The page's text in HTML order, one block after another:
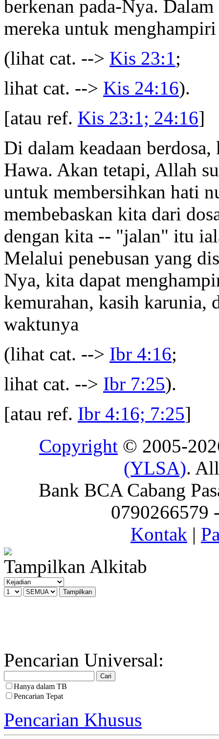
berkenan pada-Nya.
mereka untuk
(lihat cat. --> Kis 23:1;
lihat cat. --> Kis 24:16).
[atau ref. Kis 23:1; 24:16]
Di dalam keadaan
Hawa. Akan tetapi, Allah
untuk membersihkan hati
membebaskan kita dari
dengan kita -- "jalan" itu
Melalui penebusan yang
Nya, kita dapat
kemurahan, kasih karunia,
waktunya
(lihat cat. --> Ibr 4:16;
lihat cat. --> Ibr 7:25).
[atau ref. Ibr 4:16; 7:25]
Copyright © 2005-
(YLSA).
Bank BCA Cabang
0790266579
Kontak |
Tampilkan Alkitab
Pencarian Universal:
Hanya dalam TB
Pencarian Tepat
Pencarian Khusus